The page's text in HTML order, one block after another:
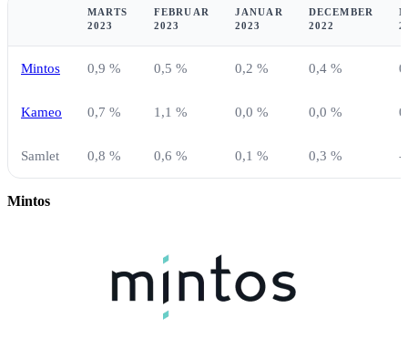
MARTS
2023
FEBRUAR
2023
JANUAR
2023
DECEMBER
2022
Mintos 0,9 % 0,5 % 0,2 % 0,4 %
Kameo 0,7 % 1,1 % 0,0 % 0,0 %
Samlet 0,8 % 0,6 % 0,1 % 0,3 % -
Mintos